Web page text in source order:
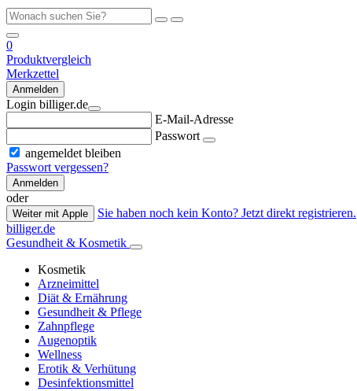
0
Produktvergleich
Merkzettel
Anmelden
Login billiger.de
E-Mail-Adresse
Passwort
angemeldet bleiben
Passwort vergessen?
Anmelden
oder
Weiter mit Apple
Sie haben noch kein Konto? Jetzt direkt registrieren.
billiger.de
Gesundheit & Kosmetik
Kosmetik
Arzneimittel
Diät & Ernährung
Gesundheit & Pflege
Zahnpflege
Augenoptik
Wellness
Erotik & Verhütung
Desinfektionsmittel